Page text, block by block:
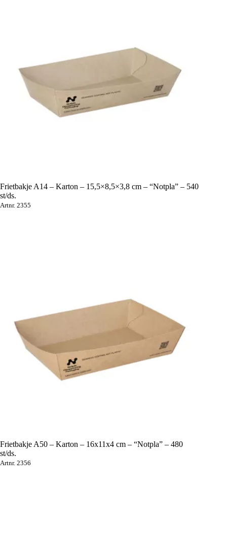
Frietbakje A14 – Karton – 15,5×8,5×3,8 cm – “Notpla” – 540
st/ds.
Artnr. 2355
Frietbakje A50 – Karton – 16x11x4 cm – “Notpla” – 480
st/ds.
Artnr. 2356